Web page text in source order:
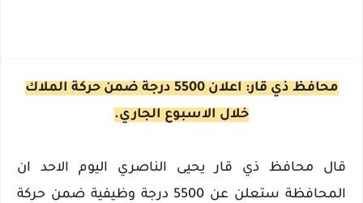
محافظ ذي قار: اعلان 5500 درجة ضمن حركة الملاك
خلال الاسبوع الجاري.
قال محافظ ذي قار يحيى الناصري اليوم الاحد ان
المحافظة ستعلن عن 5500 درجة وظيفية ضمن حركة